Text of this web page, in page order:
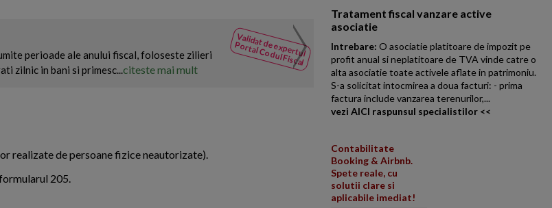
Validat de expertul
Portal Codul Fiscal
perioade ale anului fiscal, foloseste zilieri
zilnic in bani si primesc...citeste mai mult
din Codul
Fiscal
Persoana fizica, rezident
obligatia de a declara sau
realizate de persoane fizice neautorizate).
205.
Tratament fiscal vanzare active
asociatie
Intrebare: O asociatie platitoare de impozit pe
profit anual si neplatitoare de TVA vinde catre o
alta asociatie toate activele aflate in patrimoniu.
S-a solicitat intocmirea a doua facturi: - prima
factura include vanzarea terenurilor,...
vezi AICI raspunsul specialistilor <<
Contabilitate
Booking & Airbnb.
Spete reale, cu
solutii clare si
aplicabile imediat!